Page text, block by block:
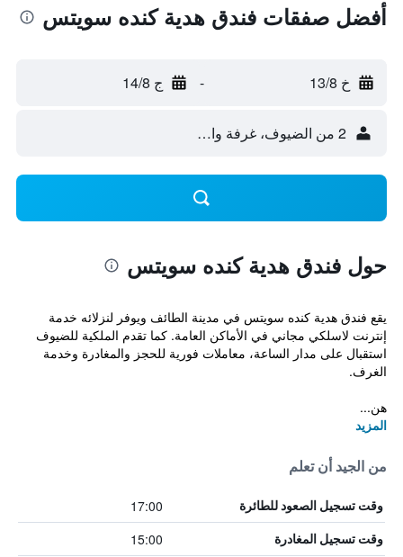
أفضل صفقات فندق هدية كنده سويتس
خ 13/8 - ج 14/8
2 من الضيوف، غرفة واحدة
حول فندق هدية كنده سويتس
يقع فندق هدية كنده سويتس في مدينة الطائف ويوفر لنزلائه خدمة
إنترنت لاسلكي مجاني في الأماكن العامة. كما تقدم الملكية للضيوف
استقبال على مدار الساعة، معاملات فورية للحجز والمغادرة وخدمة
الغرف.
هن...
المزيد
من الجيد أن تعلم
وقت تسجيل الصعود للطائرة 17:00
وقت تسجيل المغادرة 15:00